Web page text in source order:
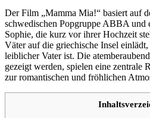
Der Film „Mamma Mia!“ basiert auf
schwedischen Popgruppe ABBA und
Sophie, die kurz vor ihrer Hochzeit
Väter auf die griechische Insel
leiblicher Vater ist. Die
gezeigt werden, spielen eine zentrale
zur romantischen und fröhlichen